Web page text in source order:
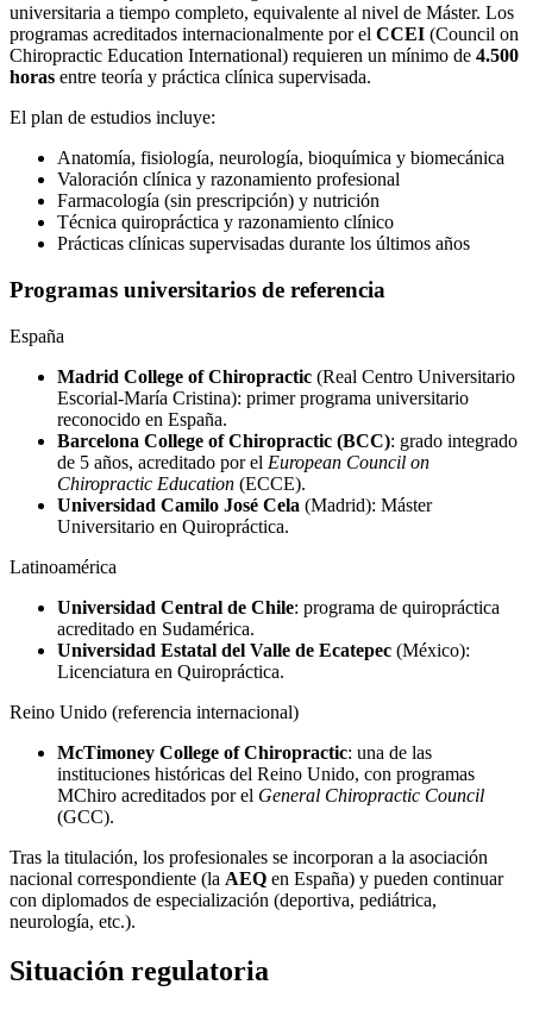
universitaria a tiempo completo, equivalente al nivel de Máster. Los
programas acreditados internacionalmente por el CCEI (Council on
Chiropractic Education International) requieren un mínimo de 4.500
horas entre teoría y práctica clínica supervisada.
El plan de estudios incluye:
Anatomía, fisiología, neurología, bioquímica y biomecánica
Valoración clínica y razonamiento profesional
Farmacología (sin prescripción) y nutrición
Técnica quiropráctica y razonamiento clínico
Prácticas clínicas supervisadas durante los últimos años
Programas universitarios de referencia
España
Madrid College of Chiropractic (Real Centro Universitario
Escorial-María Cristina): primer programa universitario
reconocido en España.
Barcelona College of Chiropractic (BCC): grado integrado
de 5 años, acreditado por el European Council on
Chiropractic Education (ECCE).
Universidad Camilo José Cela (Madrid): Máster
Universitario en Quiropráctica.
Latinoamérica
Universidad Central de Chile: programa de quiropráctica
acreditado en Sudamérica.
Universidad Estatal del Valle de Ecatepec (México):
Licenciatura en Quiropráctica.
Reino Unido (referencia internacional)
McTimoney College of Chiropractic: una de las
instituciones históricas del Reino Unido, con programas
MChiro acreditados por el General Chiropractic Council
(GCC).
Tras la titulación, los profesionales se incorporan a la asociación
nacional correspondiente (la AEQ en España) y pueden continuar
con diplomados de especialización (deportiva, pediátrica,
neurología, etc.).
Situación regulatoria